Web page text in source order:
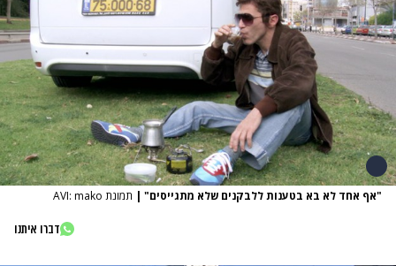
"אף אחד לא בא בטענות ללבקנים שלא מתגייסים" | תמונת AVI: mako
דברו איתנו